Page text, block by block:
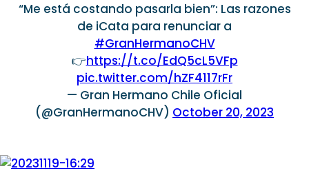
“Me está costando pasarla bien”: Las razones
de iCata para renunciar a
#GranHermanoCHV
👉https://t.co/EdQ5cL5VFp
pic.twitter.com/hZF4117rFr
— Gran Hermano Chile Oficial
(@GranHermanoCHV) October 20, 2023